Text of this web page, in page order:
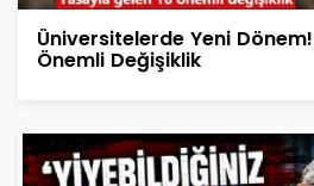
Üniversitelerde Yeni
Önemli Değişiklik